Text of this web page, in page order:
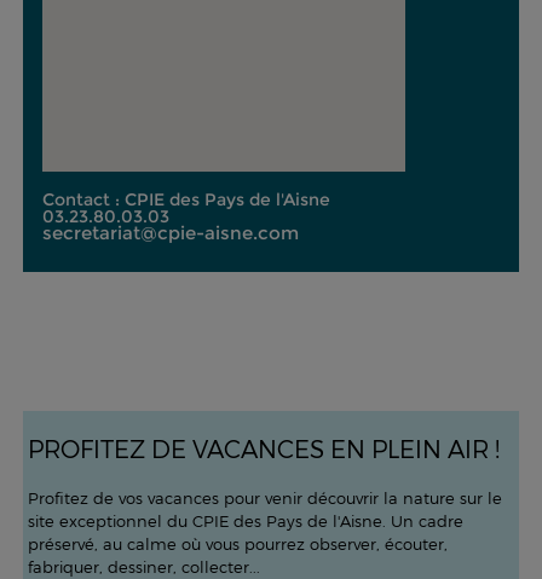
Contact : CPIE des Pays de l'Aisne
03.23.80.03.03
secretariat@cpie-aisne.com
PROFITEZ DE VACANCES EN PLEIN AIR !
Profitez de vos vacances pour venir découvrir la nature sur le
site exceptionnel du CPIE des Pays de l'Aisne. Un cadre
préservé, au calme où vous pourrez observer, écouter,
fabriquer, dessiner, collecter...